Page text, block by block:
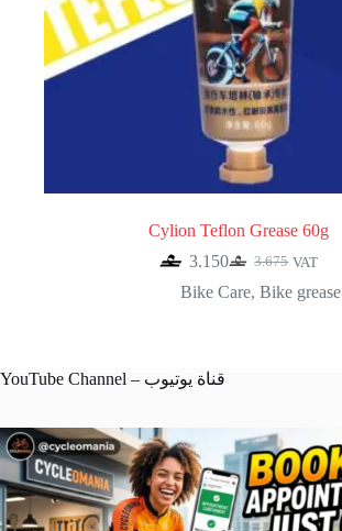
Cylion Teflon Grease 60g
3.675
Original
price
3.150Current
price
VAT
Bike Care,Bike grease
YouTube Channel – قناة يوتيوب